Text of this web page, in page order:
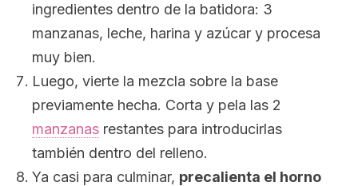
ingredientes dentro de la batidora: 3
manzanas, leche, harina y azúcar y procesa
muy bien.
Luego, vierte la mezcla sobre la base
previamente hecha. Corta y pela las 2
manzanas restantes para introducirlas
también dentro del relleno.
Ya casi para culminar, precalienta el horno